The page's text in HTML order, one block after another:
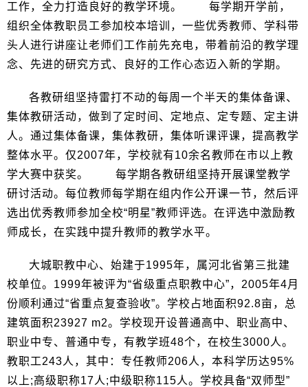
工作，全力打造良好的教学环境。 每学期开学前，
组织全体教职员工参加校本培训，一些优秀教师、学科带
头人进行讲座让老师们工作前先充电，带着前沿的教学理
念、先进的研究方式、良好的工作心态迈入新的学期。
各教研组坚持雷打不动的每周一个半天的集体备课、
集体教研活动，做到了定时间、定地点、定专题、定主讲
人。通过集体备课，集体教研，集体听课评课，提高教学
整体水平。仅2007年，学校就有10余名教师在市以上教
学大赛中获奖。 每学期各教研组坚持开展课堂教学
研讨活动。每位教师每学期在组内作公开课一节，然后评
选出优秀教师参加全校“明星”教师评选。在评选中激励教
师成长，在实践中提升教师的教学水平。
大城职教中心、始建于1995年，属河北省第三批建
校单位。1999年被评为“省级重点职教中心”，2005年4月
份顺利通过“省重点复查验收”。学校占地面积92.8亩，总
建筑面积23927 m2。学校现开设普通高中、职业高中、
职业中专、普通中专，有教学班48个，在校生3000人。
教职工243人，其中：专任教师206人，本科学历达95%
以上;高级职称17人;中级职称115人。学校具备“双师型”